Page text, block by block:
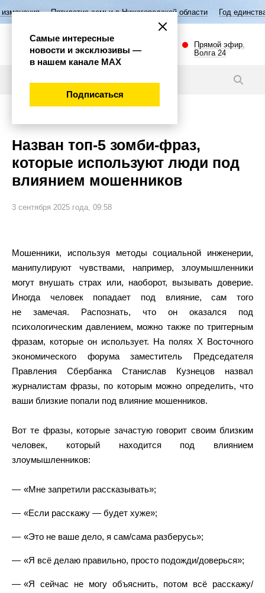
Пятилетие семьи в Нижегородской области Год единства народов
Прямой эфир.
Волга 24
Назван топ-5 зомби-фраз,
которые используют люди под
влиянием мошенников
3 сентября 2025 года, 09:58
Мошенники, используя методы социальной инженерии,
манипулируют чувствами, например, злоумышленники
могут внушать страх или, наоборот, вызывать доверие.
Иногда человек попадает под влияние, сам того
не замечая. Распознать, что он оказался под
психологическим давлением, можно также по триггерным
фразам, которые он использует. На полях Х Восточного
экономического форума заместитель Председателя
Правления Сбербанка Станислав Кузнецов назвал
журналистам фразы, по которым можно определить, что
ваши близкие попали под влияние мошенников.
Вот те фразы, которые зачастую говорит своим близким
человек, который находится под влиянием
злоумышленников:
«Мне запретили рассказывать»;
«Если расскажу — будет хуже»;
«Это не ваше дело, я сам/сама разберусь»;
«Я всё делаю правильно, просто подожди/доверься»;
«Я сейчас не могу объяснить, потом всё расскажу/
Самые интересные
новости и эксклюзивы —
в нашем канале МАХ
Подписаться